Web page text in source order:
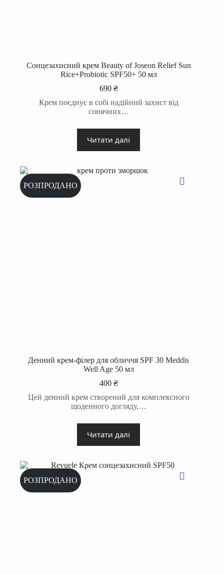
Сонцезахисний крем Beauty of Joseon Relief Sun
Rice+Probiotic SPF50+ 50 мл
690 ₴
Крем поєднує в собі надійний захист від
сонячних…
Читати далі
РОЗПРОДАНО
Денний крем-філер для обличчя SPF 30 Meddis
Well Age 50 мл
400 ₴
Цей денний крем створений для комплексного
щоденного догляду,…
Читати далі
РОЗПРОДАНО